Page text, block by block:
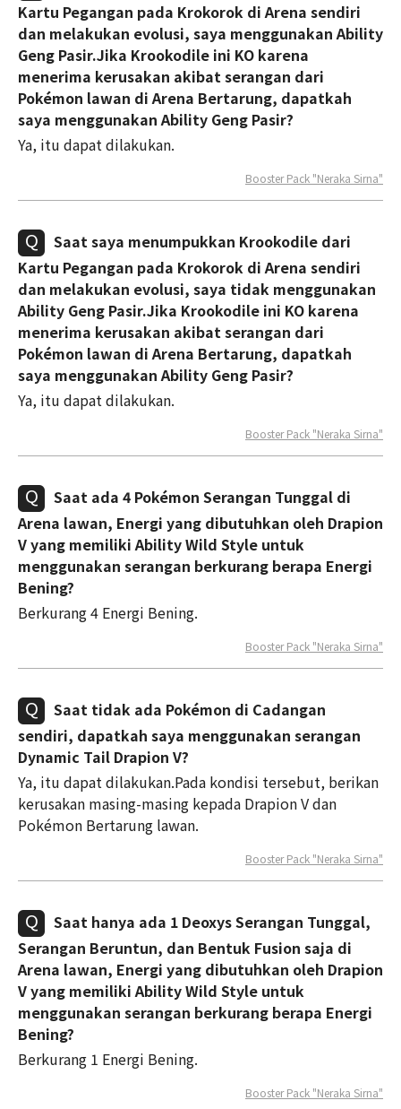
Kartu Pegangan pada Krokorok di Arena sendiri
dan melakukan evolusi, saya menggunakan Ability
Geng Pasir.Jika Krookodile ini KO karena
menerima kerusakan akibat serangan dari
Pokémon lawan di Arena Bertarung, dapatkah
saya menggunakan Ability Geng Pasir?
Ya, itu dapat dilakukan.
Booster Pack "Neraka Sirna"
Saat saya menumpukkan Krookodile dari
Kartu Pegangan pada Krokorok di Arena sendiri
dan melakukan evolusi, saya tidak menggunakan
Ability Geng Pasir.Jika Krookodile ini KO karena
menerima kerusakan akibat serangan dari
Pokémon lawan di Arena Bertarung, dapatkah
saya menggunakan Ability Geng Pasir?
Ya, itu dapat dilakukan.
Booster Pack "Neraka Sirna"
Saat ada 4 Pokémon Serangan Tunggal di
Arena lawan, Energi yang dibutuhkan oleh Drapion
V yang memiliki Ability Wild Style untuk
menggunakan serangan berkurang berapa Energi
Bening?
Berkurang 4 Energi Bening.
Booster Pack "Neraka Sirna"
Saat tidak ada Pokémon di Cadangan
sendiri, dapatkah saya menggunakan serangan
Dynamic Tail Drapion V?
Ya, itu dapat dilakukan.Pada kondisi tersebut, berikan
kerusakan masing-masing kepada Drapion V dan
Pokémon Bertarung lawan.
Booster Pack "Neraka Sirna"
Saat hanya ada 1 Deoxys Serangan Tunggal,
Serangan Beruntun, dan Bentuk Fusion saja di
Arena lawan, Energi yang dibutuhkan oleh Drapion
V yang memiliki Ability Wild Style untuk
menggunakan serangan berkurang berapa Energi
Bening?
Berkurang 1 Energi Bening.
Booster Pack "Neraka Sirna"